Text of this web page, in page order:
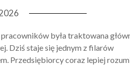
była traktowana
Dziś staje się jednym z filarów
Przedsiębiorcy coraz lepiej